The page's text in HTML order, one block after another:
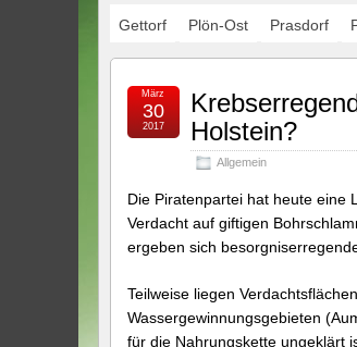
Gettorf Plön-Ost Prasdorf
Holstein?
Allgemein
März
30
2017
Die Piratenpartei hat heute eine
Verdacht auf giftigen
ergeben sich
Teilweise liegen
Wassergewinnungsgebieten
für die Nahrungskette ungeklärt